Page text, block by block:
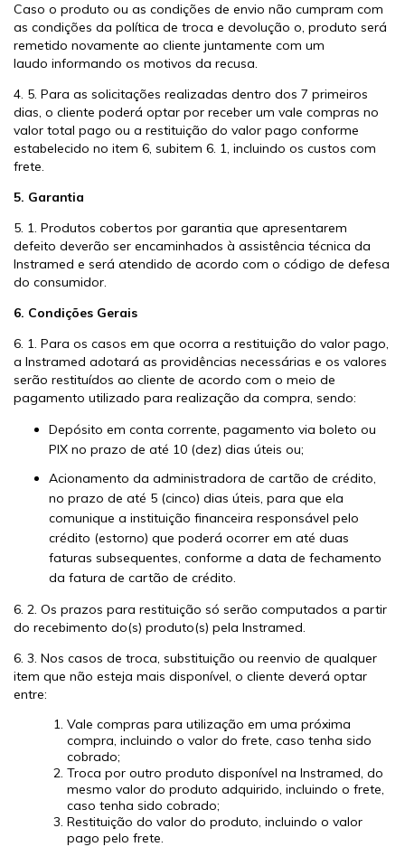
Caso o produto ou as condições de envio não cumpram com
as condições da política de troca e devolução o, produto será
remetido novamente ao cliente juntamente com um
laudo informando os motivos da recusa.
4. 5. Para as solicitações realizadas dentro dos 7 primeiros
dias, o cliente poderá optar por receber um vale compras no
valor total pago ou a restituição do valor pago conforme
estabelecido no item 6, subitem 6. 1, incluindo os custos com
frete.
5. Garantia
5. 1. Produtos cobertos por garantia que apresentarem
defeito deverão ser encaminhados à assistência técnica da
Instramed e será atendido de acordo com o código de defesa
do consumidor.
6. Condições Gerais
6. 1. Para os casos em que ocorra a restituição do valor pago,
a Instramed adotará as providências necessárias e os valores
serão restituídos ao cliente de acordo com o meio de
pagamento utilizado para realização da compra, sendo:
Depósito em conta corrente, pagamento via boleto ou
PIX no prazo de até 10 (dez) dias úteis ou;
Acionamento da administradora de cartão de crédito,
no prazo de até 5 (cinco) dias úteis, para que ela
comunique a instituição financeira responsável pelo
crédito (estorno) que poderá ocorrer em até duas
faturas subsequentes, conforme a data de fechamento
da fatura de cartão de crédito.
6. 2. Os prazos para restituição só serão computados a partir
do recebimento do(s) produto(s) pela Instramed.
6. 3. Nos casos de troca, substituição ou reenvio de qualquer
item que não esteja mais disponível, o cliente deverá optar
entre:
Vale compras para utilização em uma próxima
compra, incluindo o valor do frete, caso tenha sido
cobrado;
Troca por outro produto disponível na Instramed, do
mesmo valor do produto adquirido, incluindo o frete,
caso tenha sido cobrado;
Restituição do valor do produto, incluindo o valor
pago pelo frete.